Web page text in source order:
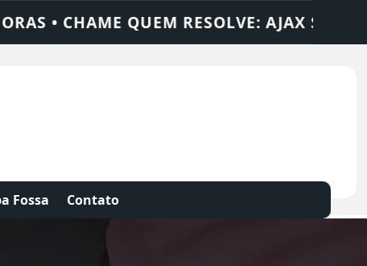
SOLUÇÕES DEDETIZADORA •
Fossa Contato